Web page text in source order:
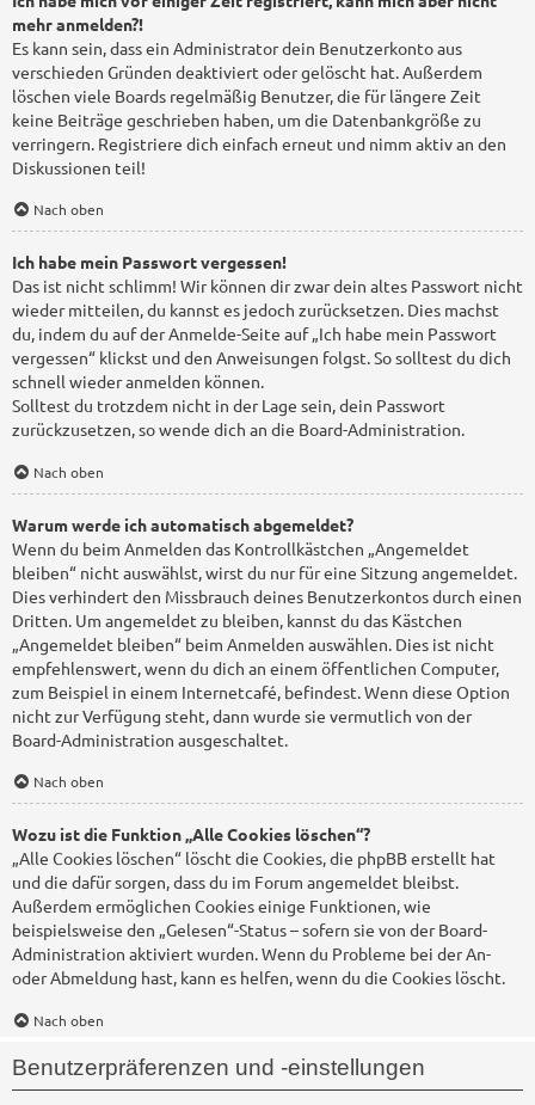
mehr anmelden?!
Es kann sein, dass ein Administrator dein Benutzerkonto aus
verschieden Gründen deaktiviert oder gelöscht hat. Außerdem
löschen viele Boards regelmäßig Benutzer, die für längere Zeit
keine Beiträge geschrieben haben, um die Datenbankgröße zu
verringern. Registriere dich einfach erneut und nimm aktiv an den
Diskussionen teil!
Nach oben
Ich habe mein Passwort vergessen!
Das ist nicht schlimm! Wir können dir zwar dein altes Passwort nicht
wieder mitteilen, du kannst es jedoch zurücksetzen. Dies machst
du, indem du auf der Anmelde-Seite auf „Ich habe mein Passwort
vergessen“ klickst und den Anweisungen folgst. So solltest du dich
schnell wieder anmelden können.
Solltest du trotzdem nicht in der Lage sein, dein Passwort
zurückzusetzen, so wende dich an die Board-Administration.
Nach oben
Warum werde ich automatisch abgemeldet?
Wenn du beim Anmelden das Kontrollkästchen „Angemeldet
bleiben“ nicht auswählst, wirst du nur für eine Sitzung angemeldet.
Dies verhindert den Missbrauch deines Benutzerkontos durch einen
Dritten. Um angemeldet zu bleiben, kannst du das Kästchen
„Angemeldet bleiben“ beim Anmelden auswählen. Dies ist nicht
empfehlenswert, wenn du dich an einem öffentlichen Computer,
zum Beispiel in einem Internetcafé, befindest. Wenn diese Option
nicht zur Verfügung steht, dann wurde sie vermutlich von der
Board-Administration ausgeschaltet.
Nach oben
Wozu ist die Funktion „Alle Cookies löschen“?
„Alle Cookies löschen“ löscht die Cookies, die phpBB erstellt hat
und die dafür sorgen, dass du im Forum angemeldet bleibst.
Außerdem ermöglichen Cookies einige Funktionen, wie
beispielsweise den „Gelesen“-Status – sofern sie von der Board-
Administration aktiviert wurden. Wenn du Probleme bei der An-
oder Abmeldung hast, kann es helfen, wenn du die Cookies löscht.
Nach oben
Benutzerpräferenzen und -einstellungen